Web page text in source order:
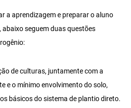
a aprendizagem e preparar o aluno
abaixo seguem duas questões
de culturas, juntamente com a
e o mínimo envolvimento do solo,
básicos do sistema de plantio direto.